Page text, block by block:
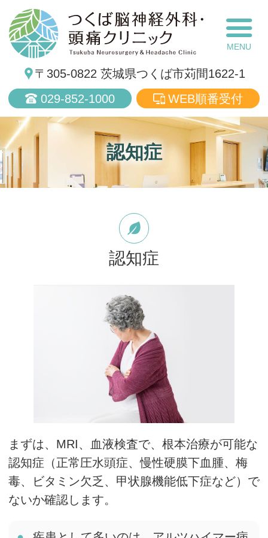
〒305-0822 茨城県つくば市苅間1622-1
029-852-1000
WEB順番受付
認知症
認知症
まずは、MRI、血液検査で、根本治療が可能な
認知症（正常圧水頭症、慢性硬膜下血腫、梅
毒、ビタミン欠乏、甲状腺機能低下症など）で
ないか確認します。